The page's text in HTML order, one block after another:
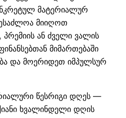
მატერიალურ
მიიღოთ
პრემიის ან ძველი ვალის
მიმართებაში
და მოერიდეთ იმპულსურ
წესრიგი დღეს —
ხვალინდელი დღის